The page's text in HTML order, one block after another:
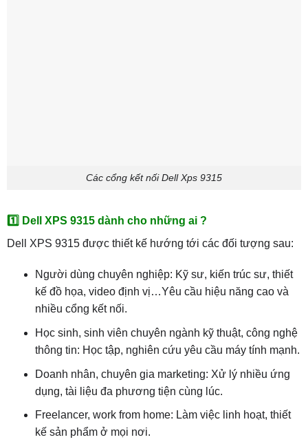
Các cổng kết nối Dell Xps 9315
1️⃣ Dell XPS 9315 dành cho những ai ?
Dell XPS 9315 được thiết kế hướng tới các đối tượng sau:
Người dùng chuyên nghiệp: Kỹ sư, kiến trúc sư, thiết
kế đồ họa, video định vị…Yêu cầu hiệu năng cao và
nhiều cổng kết nối.
Học sinh, sinh viên chuyên ngành kỹ thuật, công nghệ
thông tin: Học tập, nghiên cứu yêu cầu máy tính mạnh.
Doanh nhân, chuyên gia marketing: Xử lý nhiều ứng
dụng, tài liệu đa phương tiện cùng lúc.
Freelancer, work from home: Làm việc linh hoạt, thiết
kế sản phẩm ở mọi nơi.